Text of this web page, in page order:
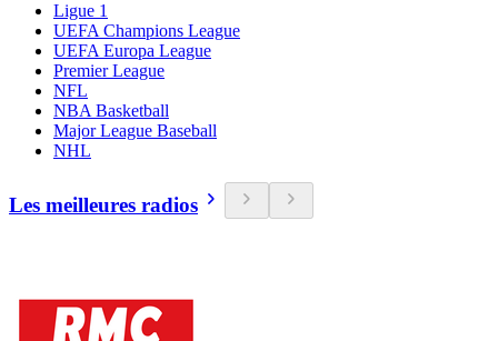
Ligue 1
UEFA Champions League
UEFA Europa League
Premier League
NFL
NBA Basketball
Major League Baseball
NHL
Les meilleures radios